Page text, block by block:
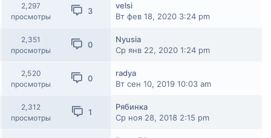
2,297
просмотры
3
velsi
Вт фев 18, 2020 3:24 pm
2,351
просмотры
0
Nyusia
Ср янв 22, 2020 1:24 pm
2,520
просмотры
0
radya
Вт сен 10, 2019 10:03 am
2,312
просмотры
1
Рябинка
Ср ноя 28, 2018 2:15 pm